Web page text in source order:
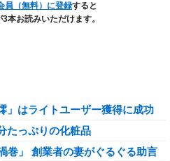
員（無料）に登録すると
本お読みいただけます。
」はライトユーザー獲得に成功
たっぷりの化粧品
巻」 創業者の妻がぐるぐる助言